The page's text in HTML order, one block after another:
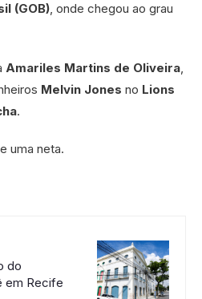
(GOB) , onde chegou ao grau
Amariles Martins de Oliveira
Melvin Jones no Lions
.
uma neta.
do
em Recife